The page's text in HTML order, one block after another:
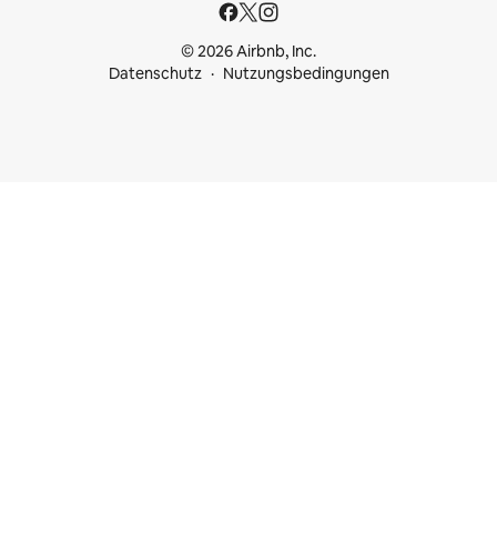
© 2026 Airbnb, Inc.
Datenschutz
Nutzungsbedingungen